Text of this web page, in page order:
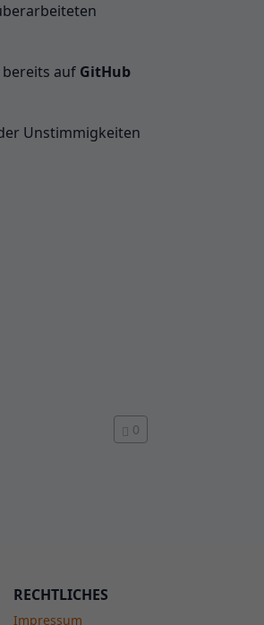
auf GitHub
Unstimmigkeiten
0
RECHTLICHES
Impressum